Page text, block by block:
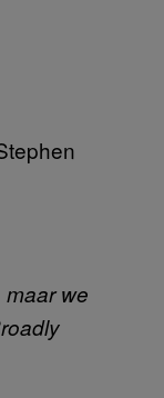
we